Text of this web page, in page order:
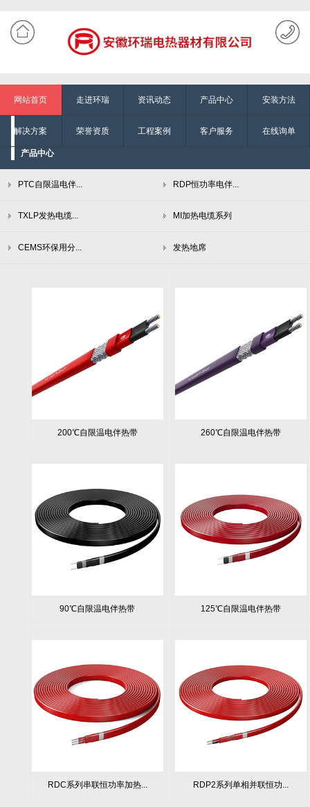
网站首页 走进环瑞 资讯动态 产品中心 安装方法
解决方案 荣誉资质 工程案例 客户服务 在线询单
产品中心
PTC自限温电伴... RDP恒功率电伴...
TXLP发热电缆... MI加热电缆系列
CEMS环保用分... 发热地席
200℃自限温电伴热带 260℃自限温电伴热带
90℃自限温电伴热带 125℃自限温电伴热带
RDC系列串联恒功率加热... RDP2系列单相并联恒功...